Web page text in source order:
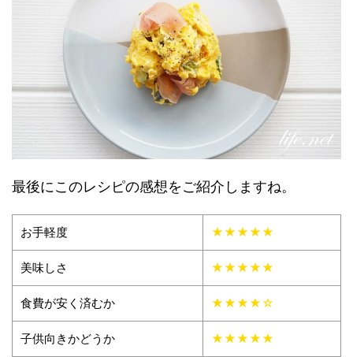
最後にこのレシピの感想をご紹介しますね。
お手軽度 ★★★★★
美味しさ ★★★★★
食費が安く済むか ★★★★☆
子供向きかどうか ★★★★★